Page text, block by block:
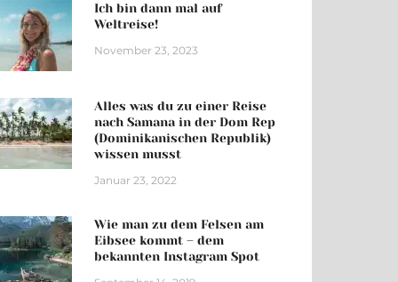
Ich bin dann mal auf
Weltreise!
November 23, 2023
Alles was du zu einer Reise
nach Samana in der Dom Rep
(Dominikanischen Republik)
wissen musst
Januar 23, 2022
Wie man zu dem Felsen am
Eibsee kommt – dem
bekannten Instagram Spot